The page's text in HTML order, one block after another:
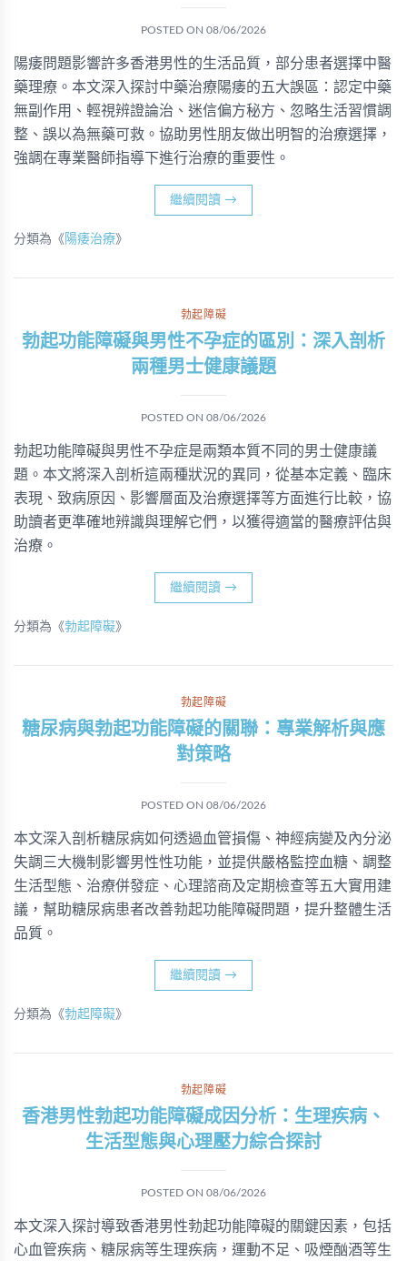
POSTED ON 08/06/2026
陽痿問題影響許多香港男性的生活品質，部分患者選擇中醫
藥理療。本文深入探討中藥治療陽痿的五大誤區：認定中藥
無副作用、輕視辨證論治、迷信偏方秘方、忽略生活習慣調
整、誤以為無藥可救。協助男性朋友做出明智的治療選擇，
強調在專業醫師指導下進行治療的重要性。
繼續閱讀 →
分類為《 陽痿治療》
勃起障礙
勃起功能障礙與男性不孕症的區別：深入剖析
兩種男士健康議題
POSTED ON 08/06/2026
勃起功能障礙與男性不孕症是兩類本質不同的男士健康議
題。本文將深入剖析這兩種狀況的異同，從基本定義、臨床
表現、致病原因、影響層面及治療選擇等方面進行比較，協
助讀者更準確地辨識與理解它們，以獲得適當的醫療評估與
治療。
繼續閱讀 →
分類為《勃起障礙》
勃起障礙
糖尿病與勃起功能障礙的關聯：專業解析與應
對策略
POSTED ON 08/06/2026
本文深入剖析糖尿病如何透過血管損傷、神經病變及內分泌
失調三大機制影響男性性功能，並提供嚴格監控血糖、調整
生活型態、治療併發症、心理諮商及定期檢查等五大實用建
議，幫助糖尿病患者改善勃起功能障礙問題，提升整體生活
品質。
繼續閱讀 →
分類為《勃起障礙》
勃起障礙
香港男性勃起功能障礙成因分析：生理疾病、
生活型態與心理壓力綜合探討
POSTED ON 08/06/2026
本文深入探討導致香港男性勃起功能障礙的關鍵因素，包括
心血管疾病、糖尿病等生理疾病，運動不足、吸煙酗酒等生